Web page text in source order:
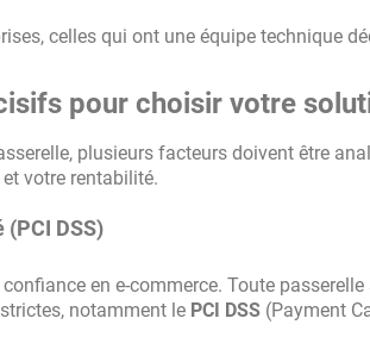
celles qui ont une équipe technique
pour choisir votre
plusieurs facteurs doivent être
votre rentabilité.
(PCI DSS)
en e-commerce. Toute
notamment le PCI DSS (Payment